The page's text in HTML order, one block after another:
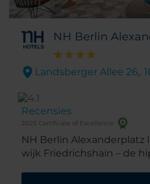
NH Berlin
Landsberger Allee 26,.
Recensies
2025 Certificate of Excellence
NH Berlin Alexanderplatz
wijk Friedrichshain – de